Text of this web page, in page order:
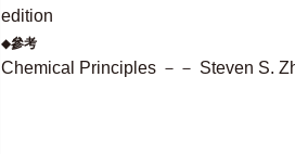
edition
◆參考
Chemical Principles －－ Steven S.